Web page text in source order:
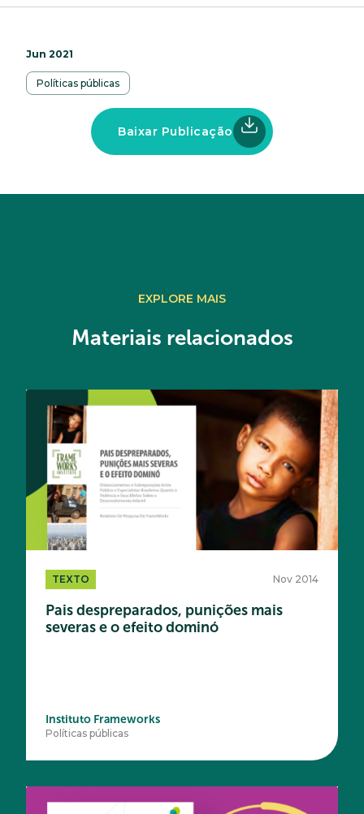
Jun 2021
Políticas públicas
Baixar Publicação
EXPLORE MAIS
Materiais relacionados
TEXTO Nov 2014
Pais despreparados, punições mais
severas e o efeito dominó
Instituto Frameworks
Políticas públicas